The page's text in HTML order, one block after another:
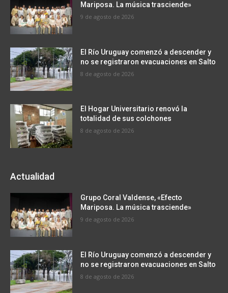
Mariposa. La música trasciende»
9 de agosto de 2026
El Río Uruguay comenzó a descender y
no se registraron evacuaciones en Salto
8 de agosto de 2026
El Hogar Universitario renovó la
totalidad de sus colchones
8 de agosto de 2026
Actualidad
Grupo Coral Valdense, «Efecto
Mariposa. La música trasciende»
9 de agosto de 2026
El Río Uruguay comenzó a descender y
no se registraron evacuaciones en Salto
8 de agosto de 2026